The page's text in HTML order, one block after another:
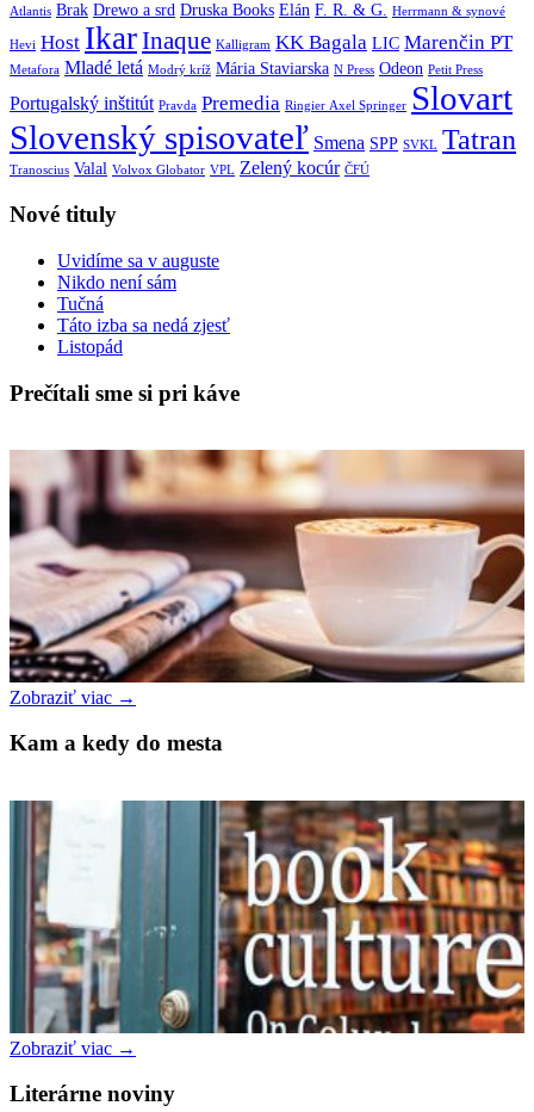
Atlantis Brak Drewo a srd Druska Books Elán F. R. & G. Herrmann & synové
Hevi Host IkarInaque Kalligram KK Bagala LIC Marenčin PT
Metafora Mladé letá Modrý kríž Mária Staviarska N Press Odeon Petit Press
Portugalský inštitút Pravda Premedia Ringier Axel Springer Slovart
Slovenský spisovateľ Smena SPP SVKL Tatran
Tranoscius Valal Volvox Globator VPL Zelený kocúr ČFÚ
Nové tituly
Uvidíme sa v auguste
Nikdo není sám
Tučná
Táto izba sa nedá zjesť
Listopád
Prečítali sme si pri káve
Zobraziť viac →
Kam a kedy do mesta
Zobraziť viac →
Literárne noviny